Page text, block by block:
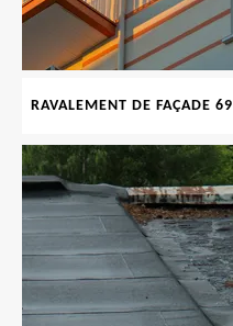
RAVALEMENT DE FAÇADE 69